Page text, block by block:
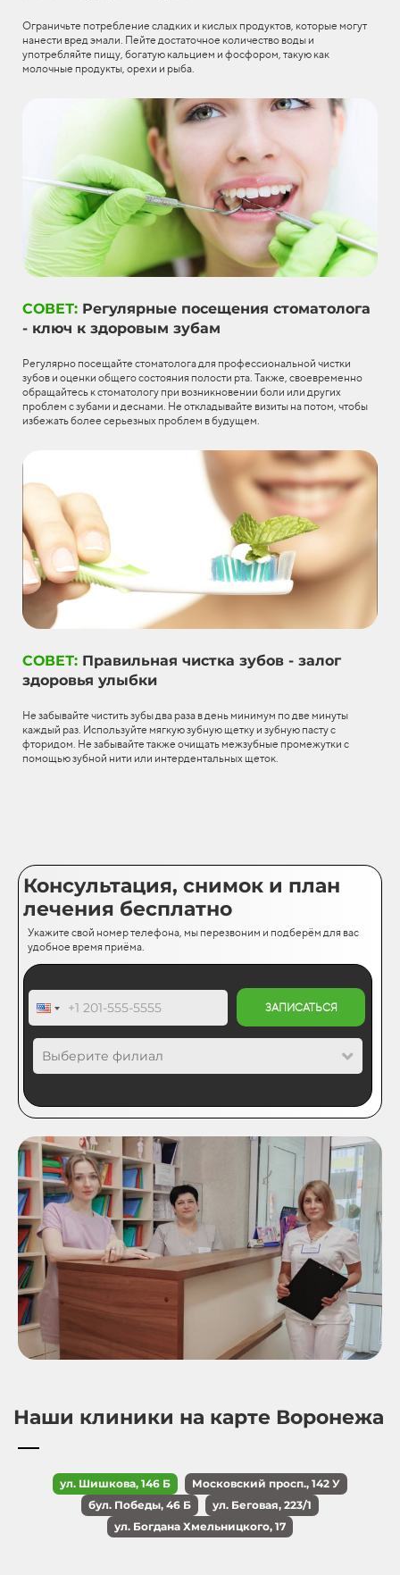
Ограничьте потребление сладких и кислых продуктов, которые могут
нанести вред эмали. Пейте достаточное количество воды и
употребляйте пищу, богатую кальцием и фосфором, такую как
молочные продукты, орехи и рыба.
СОВЕТ: Регулярные посещения стоматолога
- ключ к здоровым зубам
Регулярно посещайте стоматолога для профессиональной чистки
зубов и оценки общего состояния полости рта. Также, своевременно
обращайтесь к стоматологу при возникновении боли или других
проблем с зубами и деснами. Не откладывайте визиты на потом, чтобы
избежать более серьезных проблем в будущем.
СОВЕТ: Правильная чистка зубов - залог
здоровья улыбки
Не забывайте чистить зубы два раза в день минимум по две минуты
каждый раз. Используйте мягкую зубную щетку и зубную пасту с
фторидом. Не забывайте также очищать межзубные промежутки с
помощью зубной нити или интердентальных щеток.
Консультация, снимок и план
лечения бесплатно
Укажите свой номер телефона, мы перезвоним и подберём для вас
удобное время приёма.
ЗАПИСАТЬСЯ
Выберите филиал
Наши клиники на карте Воронежа
ул. Шишкова, 146 Б
Московский просп., 142 У
бул. Победы, 46 Б
ул. Беговая, 223/1
ул. Богдана Хмельницкого, 17